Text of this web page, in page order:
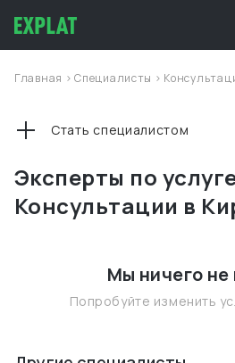
Главная >Специалисты >
Эксперты по
Консультации в
Стать специалистом
Мы ничего
Попробуйте изменить